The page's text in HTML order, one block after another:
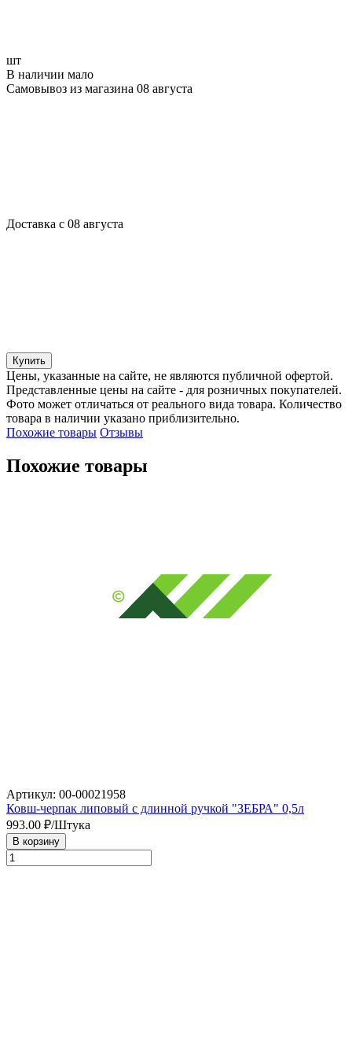
шт
В наличии мало
Самовывоз из магазина 08 августа
Доставка с 08 августа
Купить
Цены, указанные на сайте, не являются публичной офертой.
Представленные цены на сайте - для розничных покупателей.
Фото может отличаться от реального вида товара. Количество
товара в наличии указано приблизительно.
Похожие товары Отзывы
Похожие товары
Артикул: 00-00021958
Ковш-черпак липовый с длинной ручкой "ЗЕБРА" 0,5л
993.00 ₽/Штука
В корзину